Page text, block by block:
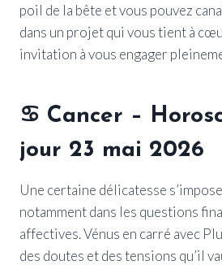
poil de la bête et vous pouvez
dans un projet qui vous tient à
invitation à vous engager
♋ Cancer –
jour 23 mai 2026
Une certaine délicatesse
notamment dans les questions
affectives. Vénus en carré avec
des doutes et des tensions qu’il